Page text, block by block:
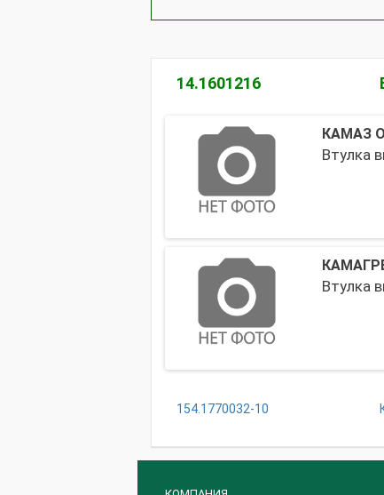
14.1601216
КАМАЗ
Втулка
Втулка
154.1770032-10